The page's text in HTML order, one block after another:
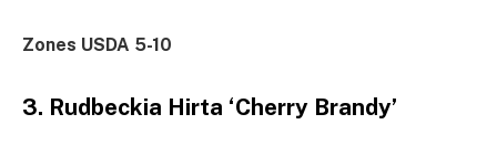
Zones USDA 5-10
3. Rudbeckia Hirta ‘Cherry Brandy’